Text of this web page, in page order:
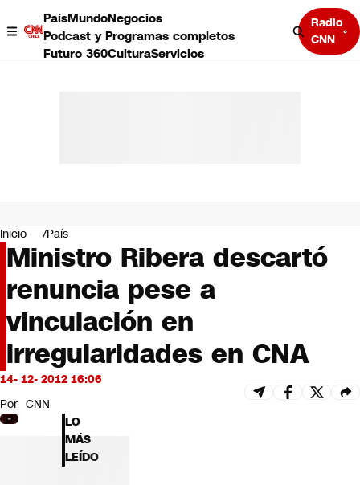
PaísMundoNegocios
Podcast y Programas completos
Futuro 360CulturaServicios
Radio
CNN
Negocios
Deportes
Programas completos
Cultura
Servicios
Bits
CNN tiempo
Futuro 360
Inicio País
Ministro Ribera descartó
renuncia pese a
vinculación en
irregularidades en CNA
14- 12- 2012 16:06
Por CNN
LO
MÁS
LEÍDO